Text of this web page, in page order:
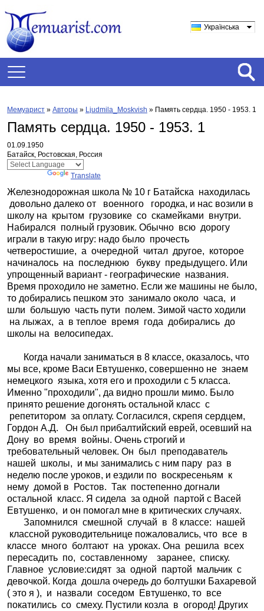
Українська
Мемуарист » Авторы » Ljudmila_Moskvish » Память сердца. 1950 - 1953. 1
Память сердца. 1950 - 1953. 1
01.09.1950
Батайск, Ростовская, Россия
Translate
Железнодорожная школа № 10 г Батайска находилась
довольно далеко от военного городка, и нас возили в
школу на крытом грузовике со скамейками внутри.
Набирался полный грузовик. Обычно всю дорогу
играли в такую игру: надо было прочесть
четверостишие, а очередной читал другое, которое
начиналось на последнюю букву предыдущего. Или
упрощенный вариант - географические названия.
Время проходило не заметно. Если же машины не было,
то добирались пешком это занимало около часа, и
шли большую часть пути полем. Зимой часто ходили
на лыжах, а в теплое время года добирались до
школы на велосипедах.
Когда начали заниматься в 8 классе, оказалось, что
мы все, кроме Васи Евтушенко, совершенно не знаем
немецкого языка, хотя его и проходили с 5 класса.
Именно "проходили", да видно прошли мимо. Было
принято решение догонять остальной класс с
репетитором за оплату. Согласился, скрепя сердцем,
Гордон А.Д. Он был прибалтийский еврей, осевший на
Дону во время войны. Очень строгий и
требовательный человек. Он был преподаватель
нашей школы, и мы занимались с ним пару раз в
неделю после уроков, и ездили по воскресеньям к
нему домой в Ростов. Так постепенно догнали
остальной класс. Я сидела за одной партой с Васей
Евтушенко, и он помогал мне в критических случаях.
Запомнился смешной случай в 8 классе: нашей
классной руководительнице пожаловались, что все в
классе много болтают на уроках. Она решила всех
пересадить по, составленному заранее, списку.
Главное условие:сидят за одной партой мальчик с
девочкой. Когда дошла очередь до болтушки Бахаревой
( это я ), и назвали соседом Евтушенко, то все
покатились со смеху. Пустили козла в огород! Других